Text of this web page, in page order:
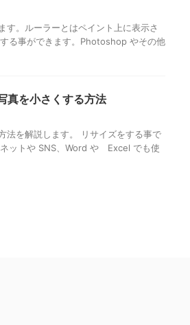
。ルーラーとはペイント上に表示さ
る事ができます。Photoshop やその他
真を小さくする方法
法を解説します。 リサイズをする事で
ットや SNS、Word や Excel でも使